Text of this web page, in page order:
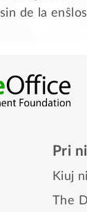
sin de la
Pri ni
Kiuj
The